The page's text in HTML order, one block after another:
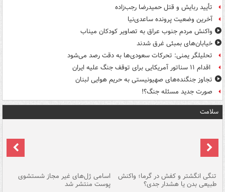
تأیید ربایش و قتل حمیدرضا رجب‌زاده
آخرین وضعیت پرونده ساعدی‌نیا
واکنش مردم جنوب عراق به تصاویر کودکان میناب
خیابان‌های بمبئی غرق شدند
تحلیلگر یمنی: تحرکات سعودی‌ها به دقت رصد می‌شود
اقدام ۱۱ سناتور آمریکایی برای توقف جنگ علیه ایران
تجاوز جنگنده‌های صهیونیستی به حریم هوایی لبنان
صورت جدید مسئله جنگ؟!
سلامت
تنگی انگشتر و کفش در گرما؛ واکنش
طبیعی بدن یا هشدار جدی؟
اسامی ژل‌های غیر مجاز شستشوی
پوست منتشر شد